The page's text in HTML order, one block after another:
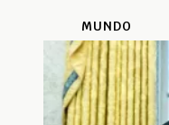
MUNDO